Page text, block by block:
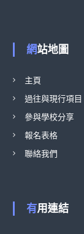
網站地圖
主頁
過往與現行項目
參與學校分享
報名表格
聯絡我們
有用連結